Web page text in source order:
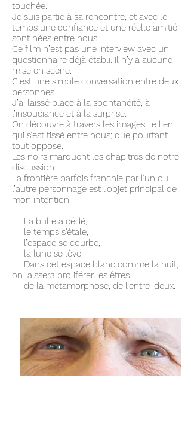
touchée.
Je suis partie à sa rencontre, et avec le
temps une confiance et une réelle amitié
sont nées entre nous.
Ce film n’est pas une interview avec un
questionnaire déjà établi. Il n’y a aucune
mise en scène.
C’est une simple conversation entre deux
personnes.
J’ai laissé place à la spontanéité, à
l’insouciance et à la surprise.
On découvre à travers les images, le lien
qui s’est tissé entre nous; que pourtant
tout oppose.
Les noirs marquent les chapitres de notre
discussion.
La frontière parfois franchie par l’un ou
l’autre personnage est l’objet principal de
mon intention.
La bulle a cédé,
le temps s'étale,
l’espace se courbe,
la lune se lève.
Dans cet espace blanc comme la nuit,
on laissera proliférer les êtres
de la métamorphose, de l’entre-deux.